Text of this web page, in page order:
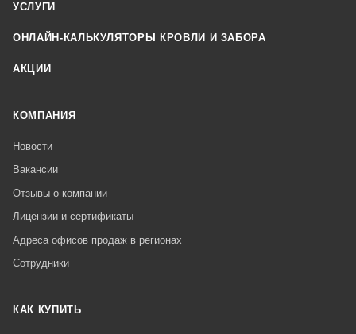
УСЛУГИ
ОНЛАЙН-КАЛЬКУЛЯТОРЫ КРОВЛИ И ЗАБОРА
АКЦИИ
КОМПАНИЯ
Новости
Вакансии
Отзывы о компании
Лицензии и сертификаты
Адреса офисов продаж в регионах
Сотрудники
КАК КУПИТЬ